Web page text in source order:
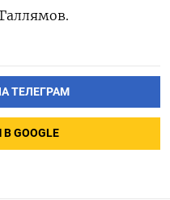
ТЕЛЕГРАМ
GOOGLE